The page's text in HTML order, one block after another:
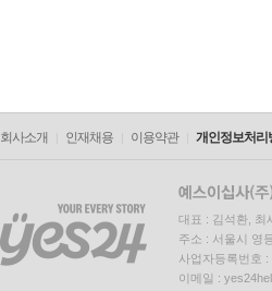
회사소개 인재채용 이용약관 개인정보처리
대표 : 김석환, 최
주소 : 서울시 영
사업자등록번호
이메일 :